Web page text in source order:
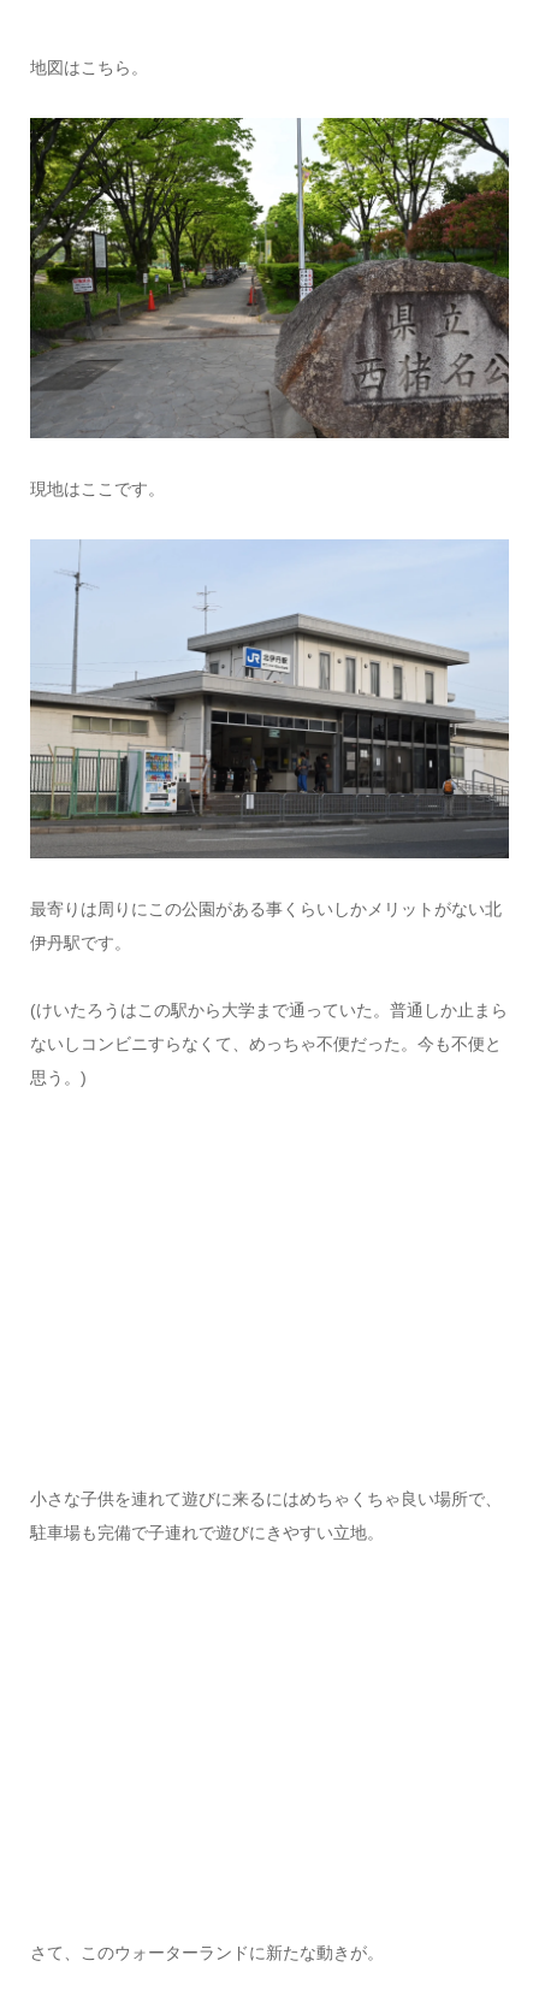
地図はこちら。
現地はここです。
最寄りは周りにこの公園がある事くらいしかメリットがない北
伊丹駅です。
(けいたろうはこの駅から大学まで通っていた。普通しか止まら
ないしコンビニすらなくて、めっちゃ不便だった。今も不便と
思う。)
小さな子供を連れて遊びに来るにはめちゃくちゃ良い場所で、
駐車場も完備で子連れで遊びにきやすい立地。
さて、このウォーターランドに新たな動きが。